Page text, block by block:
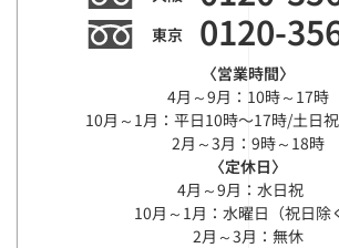
東京 0120-
〈営業時間〉
4月～9月：10時～17時
10月～1月：平日10時〜17時/土日
2月～3月：9時～18時
〈定休日〉
4月～9月：水日祝
10月～1月：水曜日（祝日除
2月～3月：無休